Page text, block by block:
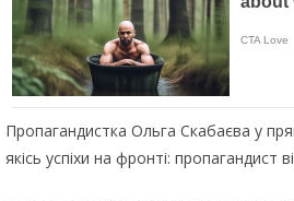
Пропагандистка Ольга Скабаєва у
якісь успіхи на фронті: пропагандист